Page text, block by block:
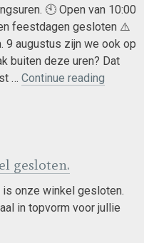
🕙 Open van 10:00
feestdagen gesloten ⚠️
9 augustus zijn we ook op
buiten deze uren? Dat
… Continue reading
gesloten.
is onze winkel gesloten.
in topvorm voor jullie